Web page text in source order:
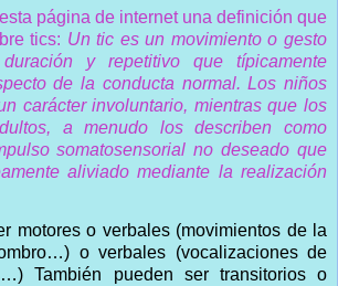
página de internet una definición que
tics: Un tic es un movimiento o gesto
y repetitivo que típicamente
de la conducta normal. Los niños
carácter involuntario, mientras que los
a menudo los describen como
somatosensorial no deseado que
aliviado mediante la realización
motores o verbales (movimientos de la
o verbales (vocalizaciones de
También pueden ser transitorios o